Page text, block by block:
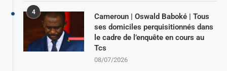
4
Cameroun | Oswald Baboké | Tous
ses domiciles perquisitionnés dans
le cadre de l’enquête en cours au
Tcs
08/07/2026